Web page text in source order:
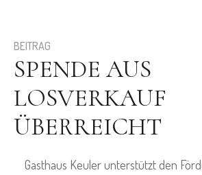
BEITRAG
SPENDE AUS
LOSVERKAUF
ÜBERREICHT
Gasthaus Keuler unterstützt den